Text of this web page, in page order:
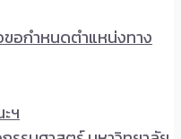
ขอกำหนดตำแหน่งทาง
ฯ